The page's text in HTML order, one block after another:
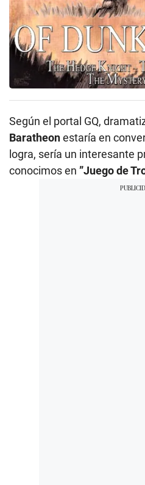
Según el portal GQ,
Baratheonestaría en
logra, sería un interesante
conocimos en ”Juego de